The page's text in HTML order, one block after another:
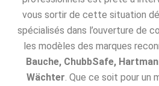
vous sortir de cette situation
spécialisés dans l’ouverture de
les modèles des marques
Bauche, ChubbSafe,
Wächter . Que ce soit pour un